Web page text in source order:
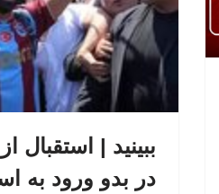
ببینید | استقبال
در بدو ورود به